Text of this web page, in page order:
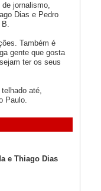
jornalismo,
Dias e Pedro
B.
Também é
gente que gosta
ter os seus
até,
Paulo.
e Thiago Dias